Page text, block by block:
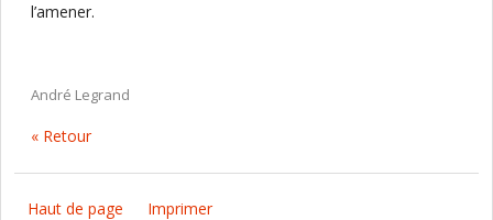
l’amener.
André Legrand
« Retour
Haut de page Imprimer